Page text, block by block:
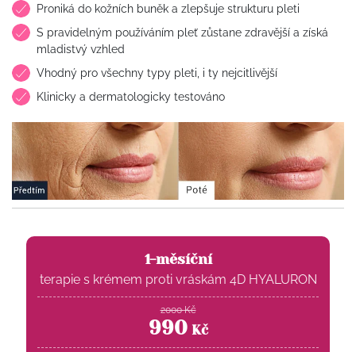
Proniká do kožních buněk a zlepšuje strukturu pleti
S pravidelným používáním pleť zůstane zdravější a získá
mladistvý vzhled
Vhodný pro všechny typy pleti, i ty nejcitlivější
Klinicky a dermatologicky testováno
1-měsíční
terapie s krémem proti vráskám 4D HYALURON
2000 Kč
990 Kč